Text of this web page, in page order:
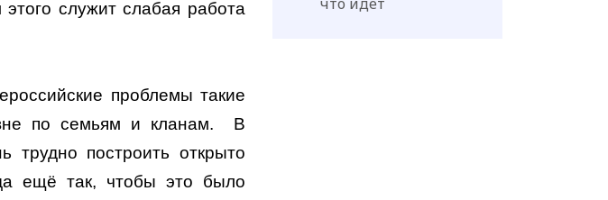
служит слабая работа
проблемы такие
по семьям и кланам. В
трудно построить открыто
ещё так, чтобы это было